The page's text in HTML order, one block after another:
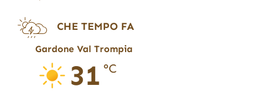
CHE TEMPO FA
Gardone Val Trompia
31 °C